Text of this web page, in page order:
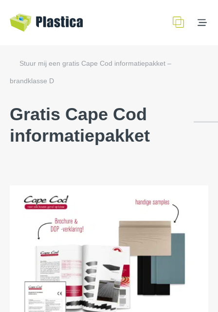
Stuur mij een gratis Cape Cod informatiepakket –
brandklasse D
Gratis Cape Cod
informatiepakket